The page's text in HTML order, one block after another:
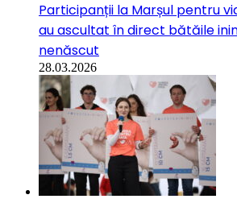
Participanții la Marșul pentru
au ascultat în direct bătăile
nenăscut
28.03.2026